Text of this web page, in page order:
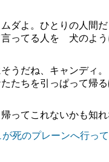
ムダよ。ひとりの人間だ
ってる人を 犬のよう
そうだね、キャンディ。
たちを引っぱって帰
帰ってこれないかも知
が死のプレーンへ行っ